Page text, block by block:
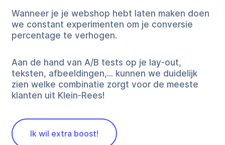
Wanneer je je webshop hebt laten maken doen
we constant experimenten om je conversie
percentage te verhogen.
Aan de hand van A/B tests op je lay-out,
teksten, afbeeldingen,... kunnen we duidelijk
zien welke combinatie zorgt voor de meeste
klanten uit Klein-Rees!
Ik wil extra boost!